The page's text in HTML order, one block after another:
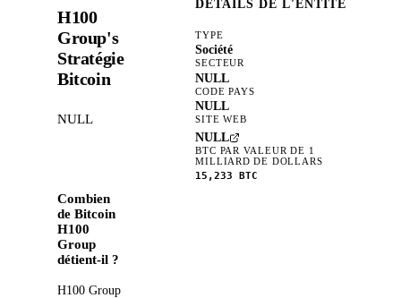
H100
Group's
Stratégie
Bitcoin
NULL
Combien
de Bitcoin
H100
Group
détient-il ?
H100 Group
DÉTAILS DE L'ENTITÉ
TYPE
Société
SECTEUR
NULL
CODE PAYS
NULL
SITE WEB
NULL
BTC PAR VALEUR DE 1
MILLIARD DE DOLLARS
15,233 BTC